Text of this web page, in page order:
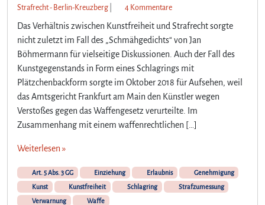
Strafrecht - Berlin-Kreuzberg
4 Kommentarez
t
d
a
s
K
o
d
e
Das Verhältnis zwischen Kunstfreiheit und Strafrecht sorgte
nicht zuletzt im Fall des „Schmähgedichts“ von Jan
Böhmermann für vielseitige Diskussionen. Auch der Fall des
Kunstgegenstands in Form eines Schlagrings mit
Plätzchenbackform sorgte im Oktober 2018 für Aufsehen, weil
das Amtsgericht Frankfurt am Main den Künstler wegen
Verstoßes gegen das Waffengesetz verurteilte. Im
Zusammenhang mit einem waffenrechtlichen […]
Weiterlesen »
Art. 5 Abs. 3 GG Einziehung Erlaubnis
Genehmigung
Kunst
Kunstfreiheit Schlagring
Strafzumessung
Verwarnung
Waffe